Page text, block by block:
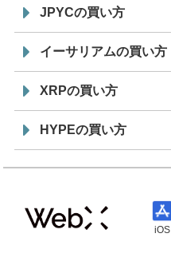
JPYCの買い方
イーサリアムの買い方
XRPの買い方
HYPEの買い方
iOS